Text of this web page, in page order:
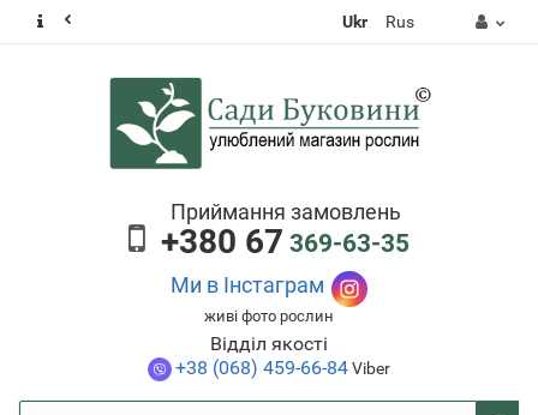
Ukr Rus
Приймання замовлень
+380 67 369-63-35
Ми в Інстаграм
живі фото рослин
Відділ якості
+38 (068) 459-66-84Viber